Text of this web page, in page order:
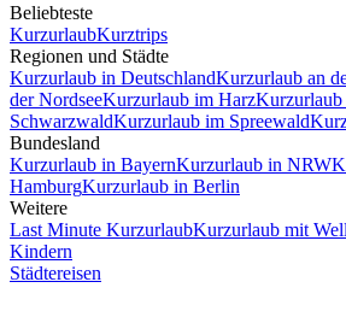
Beliebteste
KurzurlaubKurztrips
Regionen und Städte
Kurzurlaub in DeutschlandKurzurlaub an
der NordseeKurzurlaub im Harz
SchwarzwaldKurzurlaub im Spreewald
Bundesland
Kurzurlaub in BayernKurzurlaub in NRW
HamburgKurzurlaub in Berlin
Weitere
Last Minute KurzurlaubKurzurlaub mit
Kindern
Städtereisen